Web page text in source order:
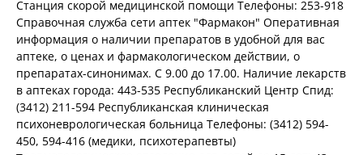
Станция скорой медицинской помощи Телефоны: 253-918
Справочная служба сети аптек "Фармакон" Оперативная
информация о наличии препаратов в удобной для вас
аптеке, о ценах и фармакологическом действии, о
препаратах-синонимах. С 9.00 до 17.00. Наличие лекарств
в аптеках города: 443-535 Республиканский Центр Спид:
(3412) 211-594 Республиканская клиническая
психоневрологическая больница Телефоны: (3412) 594-
450, 594-416 (медики, психотерапевты)